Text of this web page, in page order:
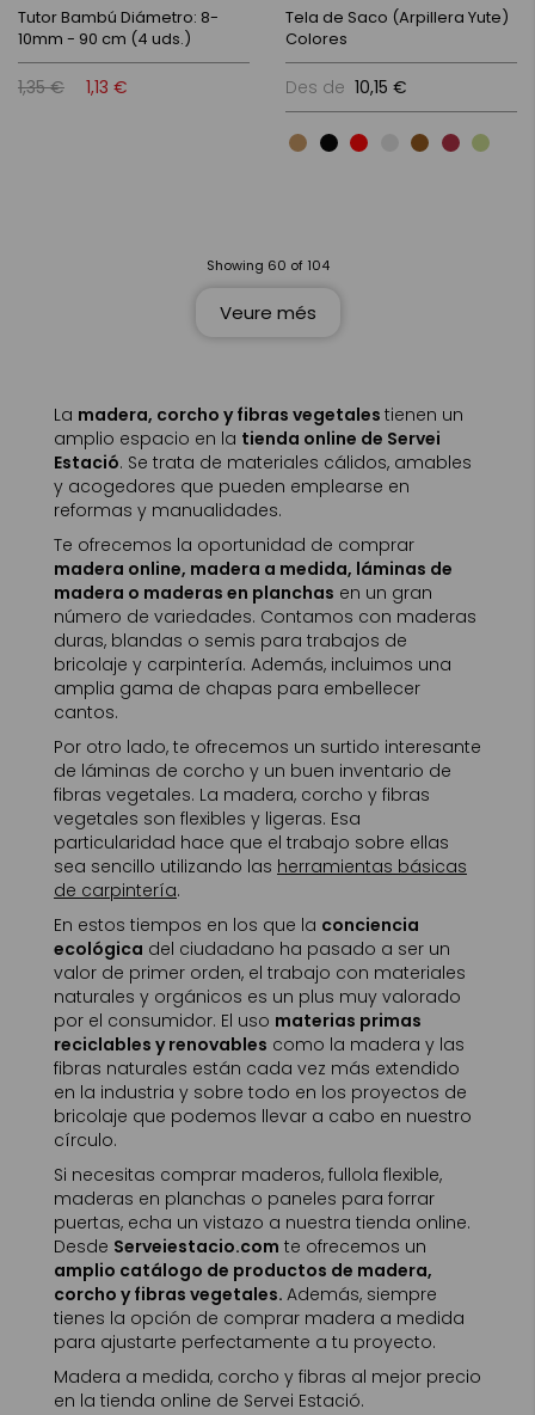
Tutor Bambú Diámetro: 8-
10mm - 90 cm (4 uds.)
1,35 € 1,13 €
Tela de Saco (Arpillera Yute)
Colores
Des de 10,15 €
Showing 60 of 104
Veure més
La madera, corcho y fibras vegetales tienen un
amplio espacio en la tienda online de Servei
Estació. Se trata de materiales cálidos, amables
y acogedores que pueden emplearse en
reformas y manualidades.
Te ofrecemos la oportunidad de comprar
madera online, madera a medida, láminas de
madera o maderas en planchas en un gran
número de variedades. Contamos con maderas
duras, blandas o semis para trabajos de
bricolaje y carpintería. Además, incluimos una
amplia gama de chapas para embellecer
cantos.
Por otro lado, te ofrecemos un surtido interesante
de láminas de corcho y un buen inventario de
fibras vegetales. La madera, corcho y fibras
vegetales son flexibles y ligeras. Esa
particularidad hace que el trabajo sobre ellas
sea sencillo utilizando las herramientas básicas
de carpintería.
En estos tiempos en los que la conciencia
ecológica del ciudadano ha pasado a ser un
valor de primer orden, el trabajo con materiales
naturales y orgánicos es un plus muy valorado
por el consumidor. El uso materias primas
reciclables y renovables como la madera y las
fibras naturales están cada vez más extendido
en la industria y sobre todo en los proyectos de
bricolaje que podemos llevar a cabo en nuestro
círculo.
Si necesitas comprar maderos, fullola flexible,
maderas en planchas o paneles para forrar
puertas, echa un vistazo a nuestra tienda online.
Desde Serveiestacio.com te ofrecemos un
amplio catálogo de productos de madera,
corcho y fibras vegetales. Además, siempre
tienes la opción de comprar madera a medida
para ajustarte perfectamente a tu proyecto.
Madera a medida, corcho y fibras al mejor precio
en la tienda online de Servei Estació.